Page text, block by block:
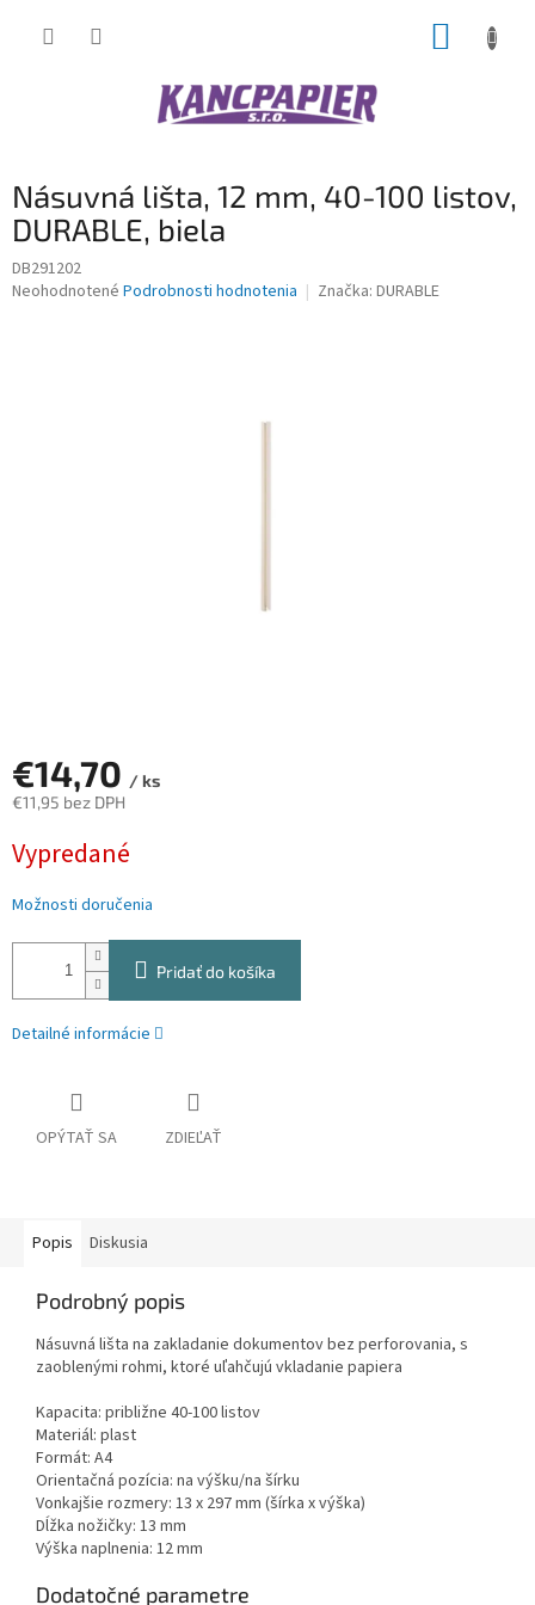
Násuvná lišta, 12 mm, 40-100 listov,
DURABLE, biela
DB291202
Priemerné
Neohodnotené Podrobnosti hodnotenia Značka: DURABLE
€14,70 / ks
€11,95 bez DPH
cena:
Vypredané
Možnosti doručenia
Pridať do košíka
Detailné informácie
OPÝTAŤ SA ZDIEĽAŤ
Popis Diskusia
Podrobný popis
Násuvná lišta na zakladanie dokumentov bez perforovania, s
zaoblenými rohmi, ktoré uľahčujú vkladanie papiera
Kapacita: približne 40-100 listov
Materiál: plast
Formát: A4
Orientačná pozícia: na výšku/na šírku
Vonkajšie rozmery: 13 x 297 mm (šírka x výška)
Dĺžka nožičky: 13 mm
Výška naplnenia: 12 mm
Dodatočné parametre